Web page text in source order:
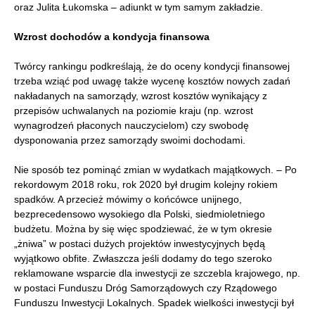
oraz Julita Łukomska – adiunkt w tym samym zakładzie.
Wzrost dochodów a kondycja finansowa
Twórcy rankingu podkreślają, że do oceny kondycji finansowej
trzeba wziąć pod uwagę także wycenę kosztów nowych zadań
nakładanych na samorządy, wzrost kosztów wynikający z
przepisów uchwalanych na poziomie kraju (np. wzrost
wynagrodzeń płaconych nauczycielom) czy swobodę
dysponowania przez samorządy swoimi dochodami.
Nie sposób tez pominąć zmian w wydatkach majątkowych. – Po
rekordowym 2018 roku, rok 2020 był drugim kolejny rokiem
spadków. A przecież mówimy o końcówce unijnego,
bezprecedensowo wysokiego dla Polski, siedmioletniego
budżetu. Można by się więc spodziewać, że w tym okresie
„żniwa” w postaci dużych projektów inwestycyjnych będą
wyjątkowo obfite. Zwłaszcza jeśli dodamy do tego szeroko
reklamowane wsparcie dla inwestycji ze szczebla krajowego, np.
w postaci Funduszu Dróg Samorządowych czy Rządowego
Funduszu Inwestycji Lokalnych. Spadek wielkości inwestycji był